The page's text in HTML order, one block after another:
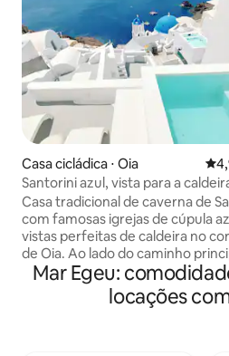
Casa cicládica ⋅ Oia
Santorini azul, vista para a
piscina privativa
Casa tradicional de caverna de
com famosas igrejas de cúpula
vistas perfeitas de caldeira no
de Oia. Ao lado do caminho
Piscina de mergulho privada
com vista panorâmica. Ao lado
Azul, Serenity & Eternity.
Mar Egeu:
locações